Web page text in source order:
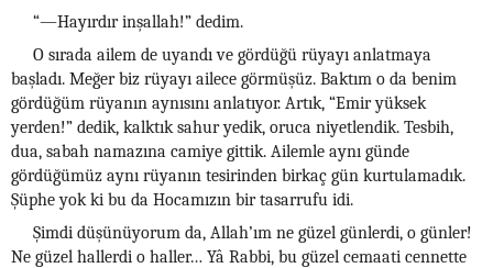
“—Hayırdır inşallah!” dedim.
O sırada ailem de uyandı ve gördüğü rüyayı anlatmaya
başladı. Meğer biz rüyayı ailece görmüşüz. Baktım o da benim
gördüğüm rüyanın aynısını anlatıyor. Artık, “Emir yüksek
yerden!” dedik, kalktık sahur yedik, oruca niyetlendik. Tesbih,
dua, sabah namazına camiye gittik. Ailemle aynı günde
gördüğümüz aynı rüyanın tesirinden birkaç gün kurtulamadık.
Şüphe yok ki bu da Hocamızın bir tasarrufu idi.
Şimdi düşünüyorum da, Allah’ım ne güzel günlerdi, o günler!
Ne güzel hallerdi o haller… Yâ Rabbi, bu güzel cemaati cennette